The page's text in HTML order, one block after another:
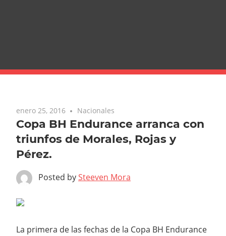
enero 25, 2016 Nacionales
Copa BH Endurance arranca con
triunfos de Morales, Rojas y
Pérez.
Posted bySteeven Mora
La primera de las fechas de la Copa BH Endurance